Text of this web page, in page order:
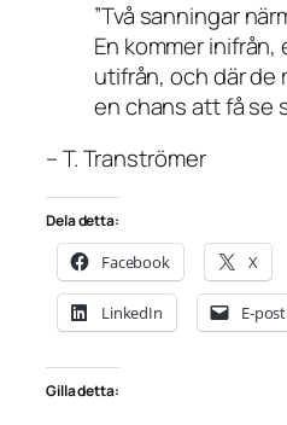
”Två sanningar
En kommer inifrån,
utifrån, och där de
en chans att få se
– T. Tranströmer
Dela detta:
Facebook X
LinkedIn E-post
Gilla detta: